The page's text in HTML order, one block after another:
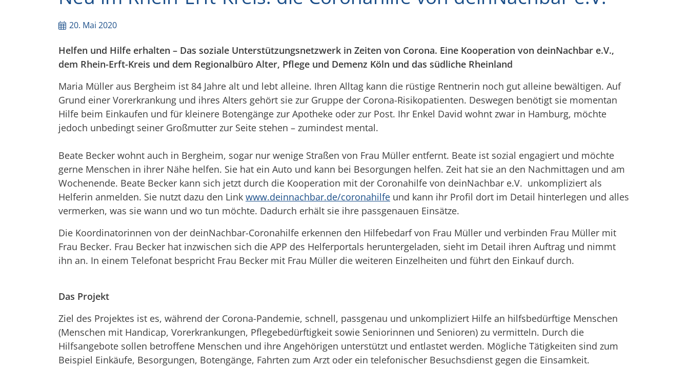
20. Mai 2020
Helfen und Hilfe erhalten – Das soziale Unterstützungsnetzwerk in Zeiten von Corona. Eine Kooperation von deinNachbar e.V.,
dem Rhein-Erft-Kreis und dem Regionalbüro Alter, Pflege und Demenz Köln und das südliche Rheinland
Maria Müller aus Bergheim ist 84 Jahre alt und lebt alleine. Ihren Alltag kann die rüstige Rentnerin noch gut alleine bewältigen. Auf
Grund einer Vorerkrankung und ihres Alters gehört sie zur Gruppe der Corona-Risikopatienten. Deswegen benötigt sie momentan
Hilfe beim Einkaufen und für kleinere Botengänge zur Apotheke oder zur Post. Ihr Enkel David wohnt zwar in Hamburg, möchte
jedoch unbedingt seiner Großmutter zur Seite stehen – zumindest mental.
Beate Becker wohnt auch in Bergheim, sogar nur wenige Straßen von Frau Müller entfernt. Beate ist sozial engagiert und möchte
gerne Menschen in ihrer Nähe helfen. Sie hat ein Auto und kann bei Besorgungen helfen. Zeit hat sie an den Nachmittagen und am
Wochenende. Beate Becker kann sich jetzt durch die Kooperation mit der Coronahilfe von deinNachbar e.V. unkompliziert als
Helferin anmelden. Sie nutzt dazu den Link www.deinnachbar.de/coronahilfe und kann ihr Profil dort im Detail hinterlegen und alles
vermerken, was sie wann und wo tun möchte. Dadurch erhält sie ihre passgenauen Einsätze.
Die Koordinatorinnen von der deinNachbar-Coronahilfe erkennen den Hilfebedarf von Frau Müller und verbinden Frau Müller mit
Frau Becker. Frau Becker hat inzwischen sich die APP des Helferportals heruntergeladen, sieht im Detail ihren Auftrag und nimmt
ihn an. In einem Telefonat bespricht Frau Becker mit Frau Müller die weiteren Einzelheiten und führt den Einkauf durch.
Das Projekt
Ziel des Projektes ist es, während der Corona-Pandemie, schnell, passgenau und unkompliziert Hilfe an hilfsbedürftige Menschen
(Menschen mit Handicap, Vorerkrankungen, Pflegebedürftigkeit sowie Seniorinnen und Senioren) zu vermitteln. Durch die
Hilfsangebote sollen betroffene Menschen und ihre Angehörigen unterstützt und entlastet werden. Mögliche Tätigkeiten sind zum
Beispiel Einkäufe, Besorgungen, Botengänge, Fahrten zum Arzt oder ein telefonischer Besuchsdienst gegen die Einsamkeit.